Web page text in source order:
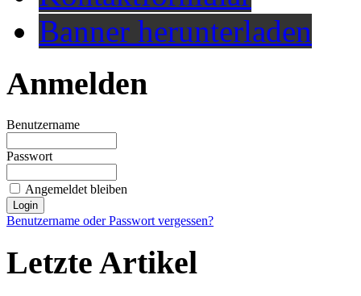
Banner herunterladen
Anmelden
Benutzername
Passwort
Angemeldet bleiben
Benutzername oder Passwort vergessen?
Letzte Artikel